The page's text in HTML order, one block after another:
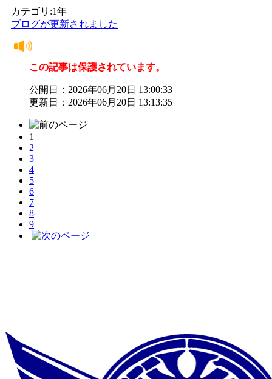
カテゴリ:1年
ブログが更新されました
この記事は保護されています。
公開日：2026年06月20日 13:00:33
更新日：2026年06月20日 13:13:35
1
2
3
4
5
6
7
8
9